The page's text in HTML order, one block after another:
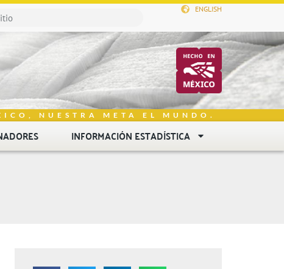
ENGLISH
NUESTRA META EL MUNDO.
INFORMACIÓN ESTADÍSTICA